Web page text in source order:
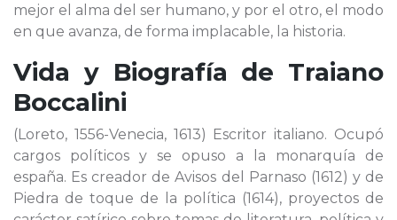
mejor el alma del ser humano, y por el otro, el modo
en que avanza, de forma implacable, la historia.
Vida y Biografía de Traiano
Boccalini
(Loreto, 1556-Venecia, 1613) Escritor italiano. Ocupó
cargos políticos y se opuso a la monarquía de
españa. Es creador de Avisos del Parnaso (1612) y de
Piedra de toque de la política (1614), proyectos de